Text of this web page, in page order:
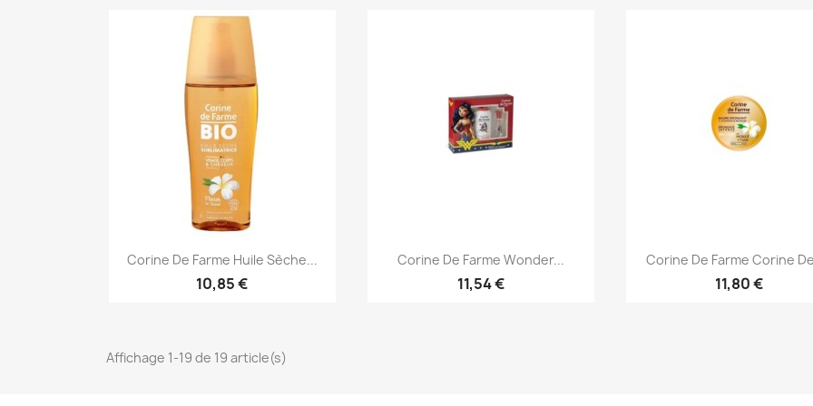
Aperçu rapide
Corine De Farme Huile Sèche...
10,85 €
 Aperçu rapide
Corine De Farme Wonder...
11,54 €
Aperçu rapide
Corine De Farme Corine De
11,80 €
Affichage 1-19 de 19 article(s)